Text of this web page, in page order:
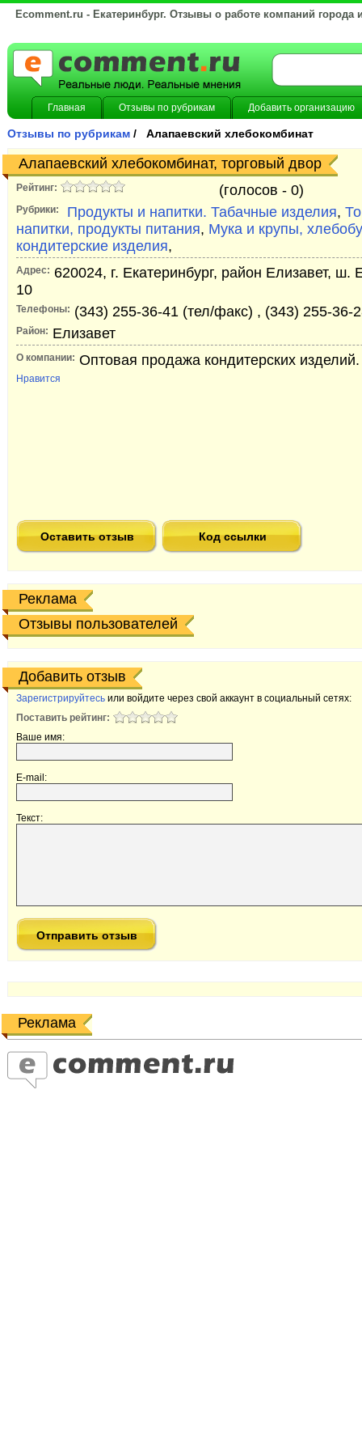
Ecomment.ru - Екатеринбург. Отзывы о работе компаний города
Главная Отзывы по рубрикам Добавить организацию
Отзывы по рубрикам / Алапаевский хлебокомбинат
Алапаевский хлебокомбинат, торговый двор
Рейтинг: (голосов - 0)
Рубрики: Продукты и напитки. Табачные изделия,
напитки, продукты питания, Мука и крупы,
кондитерские изделия,
Адрес: 620024, г. Екатеринбург, район Елизавет, ш.
10
Телефоны: (343) 255-36-41 (тел/факс) , (343) 255-36-
Район: Елизавет
О компании: Оптовая продажа кондитерских изделий.
Нравится
Оставить отзыв Код ссылки
Реклама
Отзывы пользователей
Добавить отзыв
Зарегистрируйтесь или войдите через свой аккаунт в социальный сетях:
Поставить рейтинг:
Ваше имя:
E-mail:
Текст:
Реклама